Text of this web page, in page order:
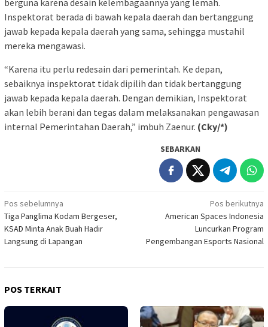
berguna karena desain kelembagaannya yang lemah.
Inspektorat berada di bawah kepala daerah dan bertanggung
jawab kepada kepala daerah yang sama, sehingga mustahil
mereka mengawasi.
“Karena itu perlu redesain dari pemerintah. Ke depan,
sebaiknya inspektorat tidak dipilih dan tidak bertanggung
jawab kepada kepala daerah. Dengan demikian, Inspektorat
akan lebih berani dan tegas dalam melaksanakan pengawasan
internal Pemerintahan Daerah,” imbuh Zaenur. (Cky/*)
SEBARKAN
Navigasi
pos
Pos sebelumnya
Tiga Panglima Kodam Bergeser,
KSAD Minta Anak Buah Hadir
Langsung di Lapangan
Pos berikutnya
American Spaces Indonesia
Luncurkan Program
Pengembangan Esports Nasional
POS TERKAIT